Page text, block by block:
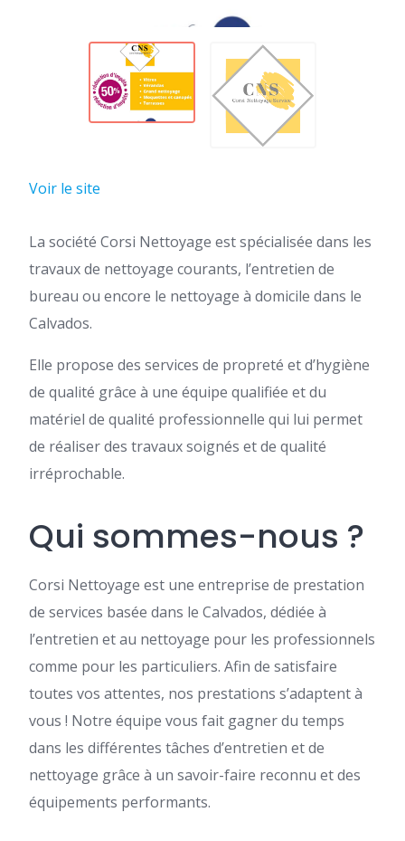
Voir le site
La société Corsi Nettoyage est spécialisée dans les
travaux de nettoyage courants, l’entretien de
bureau ou encore le nettoyage à domicile dans le
Calvados.
Elle propose des services de propreté et d’hygiène
de qualité grâce à une équipe qualifiée et du
matériel de qualité professionnelle qui lui permet
de réaliser des travaux soignés et de qualité
irréprochable.
Qui sommes-nous ?
Corsi Nettoyage est une entreprise de prestation
de services basée dans le Calvados, dédiée à
l’entretien et au nettoyage pour les professionnels
comme pour les particuliers. Afin de satisfaire
toutes vos attentes, nos prestations s’adaptent à
vous ! Notre équipe vous fait gagner du temps
dans les différentes tâches d’entretien et de
nettoyage grâce à un savoir-faire reconnu et des
équipements performants.